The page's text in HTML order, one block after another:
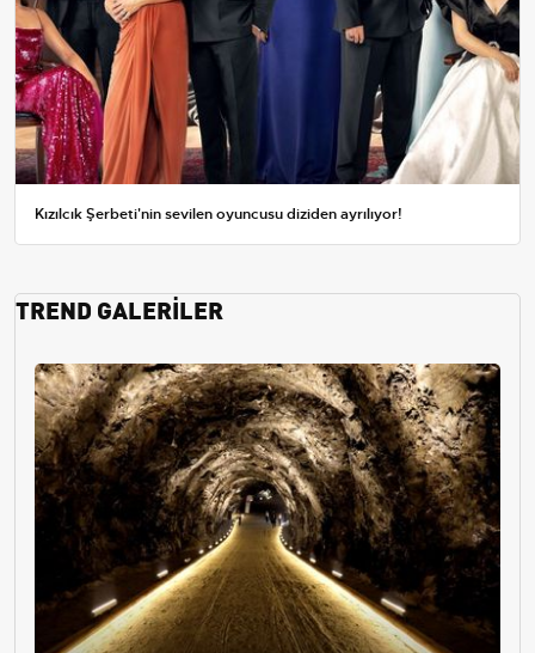
Kızılcık Şerbeti'nin sevilen oyuncusu diziden ayrılıyor!
TREND GALERİLER